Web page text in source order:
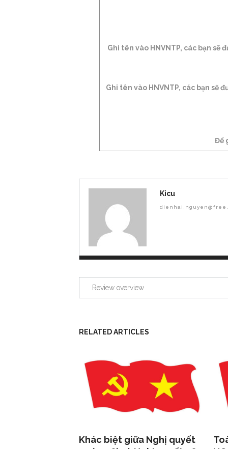
Ghi tên vào HNVNTP, các bạn sẽ
Ghi tên vào HNVNTP, các bạn sẽ
Để
Kicu
Review overview
RELATED ARTICLES
Khác biệt giữa Nghị quyết